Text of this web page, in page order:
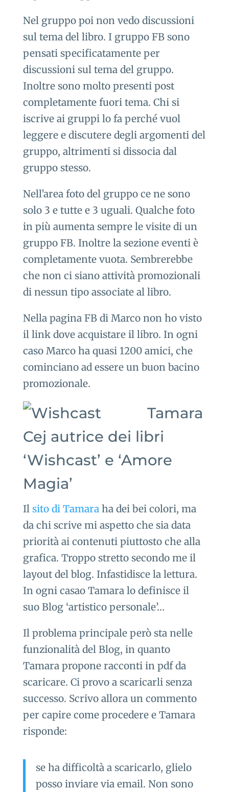
Nel gruppo poi non vedo discussioni
sul tema del libro. I gruppo FB sono
pensati specificatamente per
discussioni sul tema del gruppo.
Inoltre sono molto presenti post
completamente fuori tema. Chi si
iscrive ai gruppi lo fa perché vuol
leggere e discutere degli argomenti del
gruppo, altrimenti si dissocia dal
gruppo stesso.
Nell’area foto del gruppo ce ne sono
solo 3 e tutte e 3 uguali. Qualche foto
in più aumenta sempre le visite di un
gruppo FB. Inoltre la sezione eventi è
completamente vuota. Sembrerebbe
che non ci siano attività promozionali
di nessun tipo associate al libro.
Nella pagina FB di Marco non ho visto
il link dove acquistare il libro. In ogni
caso Marco ha quasi 1200 amici, che
cominciano ad essere un buon bacino
promozionale.
Tamara
Cej autrice dei libri
‘Wishcast’ e ‘Amore
Magia’
Il sito di Tamaraha dei bei colori, ma
da chi scrive mi aspetto che sia data
priorità ai contenuti piuttosto che alla
grafica. Troppo stretto secondo me il
layout del blog. Infastidisce la lettura.
In ogni casao Tamara lo definisce il
suo Blog ‘artistico personale’…
Il problema principale però sta nelle
funzionalità del Blog, in quanto
Tamara propone racconti in pdf da
scaricare. Ci provo a scaricarli senza
successo. Scrivo allora un commento
per capire come procedere e Tamara
risponde:
se ha difficoltà a scaricarlo, glielo
posso inviare via email. Non sono